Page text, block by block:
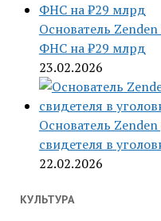
Основатель
ФНС на ₽29 млрд
23.02.2026
Основатель Zenden
свидетеля в
22.02.2026
КУЛЬТУРА